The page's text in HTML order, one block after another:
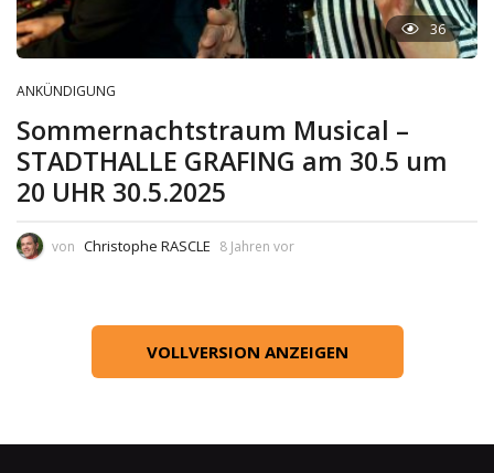
36
ANKÜNDIGUNG
Sommernachtstraum Musical –
STADTHALLE GRAFING am 30.5 um
20 UHR 30.5.2025
von Christophe RASCLE 8 Jahren vor
VOLLVERSION ANZEIGEN